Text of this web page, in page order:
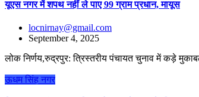
यूएस नगर में शपथ नहीं ले पाए 99 ग्राम प्रधान, मायूस
locnirnay@gmail.com
September 4, 2025
लोक निर्णय,रुद्रपुर: त्रिस्तरीय पंचायत चुनाव में कड़े
ऊधम सिंह नगर